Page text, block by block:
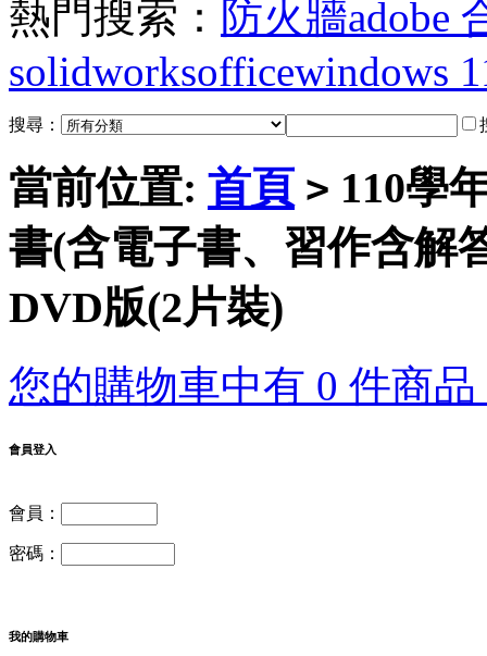
熱門搜索： 防火牆adobe
solidworksofficewindows
搜尋：
當前位置: 首頁 > 110學
書(含電子書、習作含解
DVD版(2片裝)
您的購物車中有 0 件商
會員登入
會員：
密碼：
我的購物車